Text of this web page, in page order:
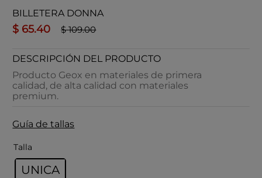
BILLETERA DONNA
$ 65.40 $ 109.00
DESCRIPCIÓN DEL PRODUCTO
Producto Geox en materiales de primera
calidad, de alta calidad con materiales
premium.
Guía de tallas
Talla
UNICA